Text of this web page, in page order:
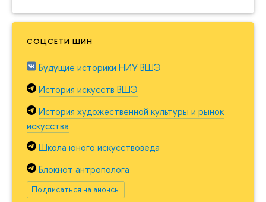
СОЦСЕТИ ШИН
Будущие историки НИУ ВШЭ
История искусств ВШЭ
История художественной культуры и рынок
искусства
Школа юного искусствоведа
Блокнот антрополога
Подписаться на анонсы